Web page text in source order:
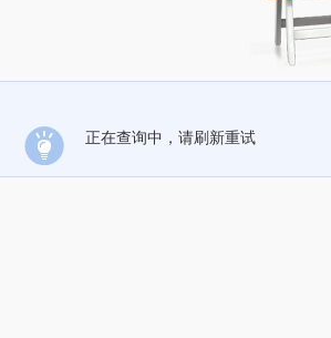
正在查询中，请刷新重试